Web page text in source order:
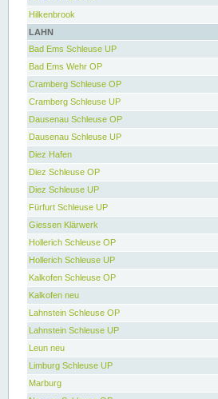
Hilkenbrook
LAHN
Bad Ems Schleuse UP
Bad Ems Wehr OP
Cramberg Schleuse OP
Cramberg Schleuse UP
Dausenau Schleuse OP
Dausenau Schleuse UP
Diez Hafen
Diez Schleuse OP
Diez Schleuse UP
Fürfurt Schleuse UP
Giessen Klärwerk
Hollerich Schleuse OP
Hollerich Schleuse UP
Kalkofen Schleuse OP
Kalkofen neu
Lahnstein Schleuse OP
Lahnstein Schleuse UP
Leun neu
Limburg Schleuse UP
Marburg